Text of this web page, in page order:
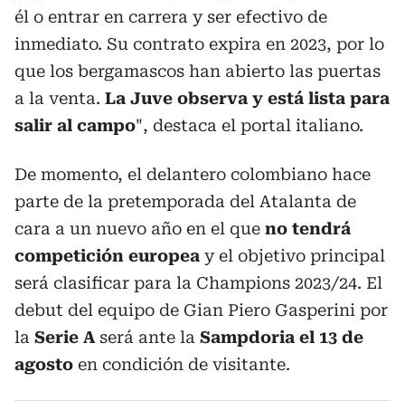
él o entrar en carrera y ser efectivo de
inmediato. Su contrato expira en 2023, por lo
que los bergamascos han abierto las puertas
a la venta. La Juve observa y está lista para
salir al campo", destaca el portal italiano.
De momento, el delantero colombiano hace
parte de la pretemporada del Atalanta de
cara a un nuevo año en el que no tendrá
competición europea y el objetivo principal
será clasificar para la Champions 2023/24. El
debut del equipo de Gian Piero Gasperini por
la Serie A será ante la Sampdoria el 13 de
agosto en condición de visitante.